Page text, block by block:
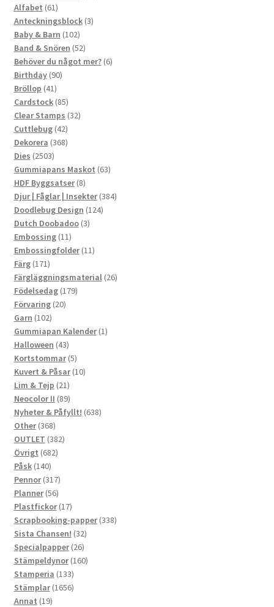
Alfabet 6161
produkter
Anteckningsblock 33
Baby & Barn 102102
produkter
Band & Snören 5252
produkter
Behöver du något mer? 66
Birthday 9090
Bröllop 4141
produkter
Cardstock 8585
produkter
Clear Stamps 3232
Cuttlebug 4242
produkter
Dekorera 368368
Dies 25032503
produkter
Gummiapans Maskot 6363
HDF Byggsatser 88
produkter
Djur | Fåglar | Insekter 384384
Doodlebug Design 124124
Dutch Doobadoo 33
Embossing 1111
produkter
Embossingfolder 1111
Färg 171171
produkter
Färgläggningsmaterial 2626
Födelsedag 179179
Förvaring 2020
Garn 102102
produkter
Gummiapan Kalender 11
Halloween 4343
produkter
Kortstommar 55
produkter
Kuvert & Påsar 1010
Lim & Tejp 2121
produkter
Neocolor II 8989
produkter
Nyheter & Påfyllt! 638638
Other 368368
produkter
OUTLET 382382
Övrigt 682682
Påsk 140140
produkter
Pennor 317317
produkter
Planner 5656
produkter
Plastfickor 1717
produkter
Scrapbooking-papper 338338
Sista Chansen! 3232
produkter
Specialpapper 2626
produkter
Stämpeldynor 160160
Stamperia 133133
produkter
Stämplar 16561656
Annat 1919